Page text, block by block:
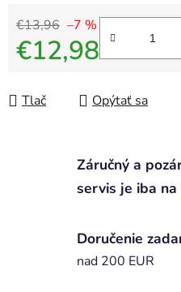
€13,96 –7 %
€12,98
Tlač Opýtať sa
Záručný a
servis je iba na
Doručenie
nad 200 EUR